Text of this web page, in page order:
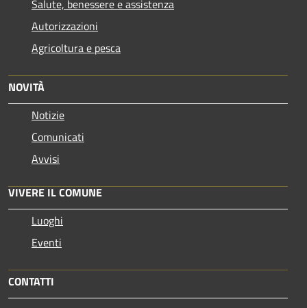
Salute, benessere e assistenza
Autorizzazioni
Agricoltura e pesca
NOVITÀ
Notizie
Comunicati
Avvisi
VIVERE IL COMUNE
Luoghi
Eventi
CONTATTI